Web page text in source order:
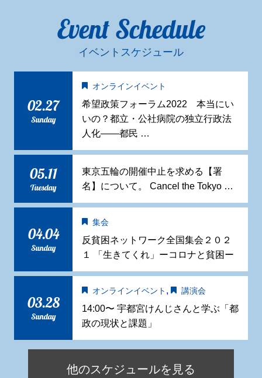
Event Schedule
イベントスケジュール
02.27
Sunday
オンラインイベント
希望政策フォーラム2022 本当にい
いの？都立・公社病院の独立行政法
人化——都民 …
05.11
Tuesday
東京五輪の開催中止を求める【署
名】について。 Cancel the Tokyo …
04.04
Sunday
集会
反貧困ネットワーク全国集会２０２
１ 「生きてくれ」ーコロナと貧困ー
03.28
Sunday
オンラインイベント , 講演会
14:00〜 宇都宮けんじさんと学ぶ「都
政の現状と課題」
他のスケジュールを見る